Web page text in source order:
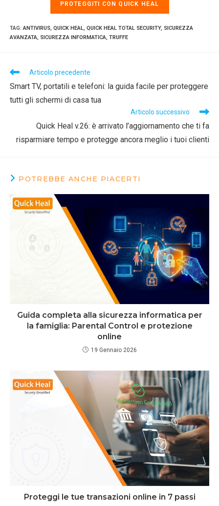
PROTEGGITI CON QUICK HEAL
TAG:ANTIVIRUS, QUICK HEAL, QUICK HEAL TOTAL SECURITY, SICUREZZA
AVANZATA, SICUREZZA INFORMATICA, TRUFFE
Articolo precedente
Smart TV, portatili e telefoni: la guida facile per proteggere
tutti gli schermi di casa tua
Articolo successivo
Quick Heal v.26: è arrivato l’aggiornamento che ti fa
risparmiare tempo e protegge ancora meglio i tuoi clienti
POTREBBE ANCHE PIACERTI
Guida completa alla sicurezza informatica per
la famiglia: Parental Control e protezione
online
19 Gennaio 2026
Proteggi le tue transazioni online in 7 passi